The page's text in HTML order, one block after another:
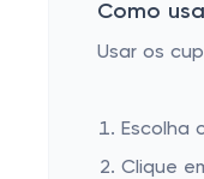
Como
Usar os
Escolha
Clique